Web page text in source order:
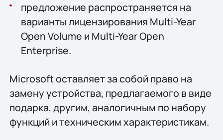
предложение распространяется на
варианты лицензирования Multi-Year
Open Volume и Multi-Year Open
Enterprise.
Microsoft оставляет за собой право на
замену устройства, предлагаемого в виде
подарка, другим, аналогичным по набору
функций и техническим характеристикам.